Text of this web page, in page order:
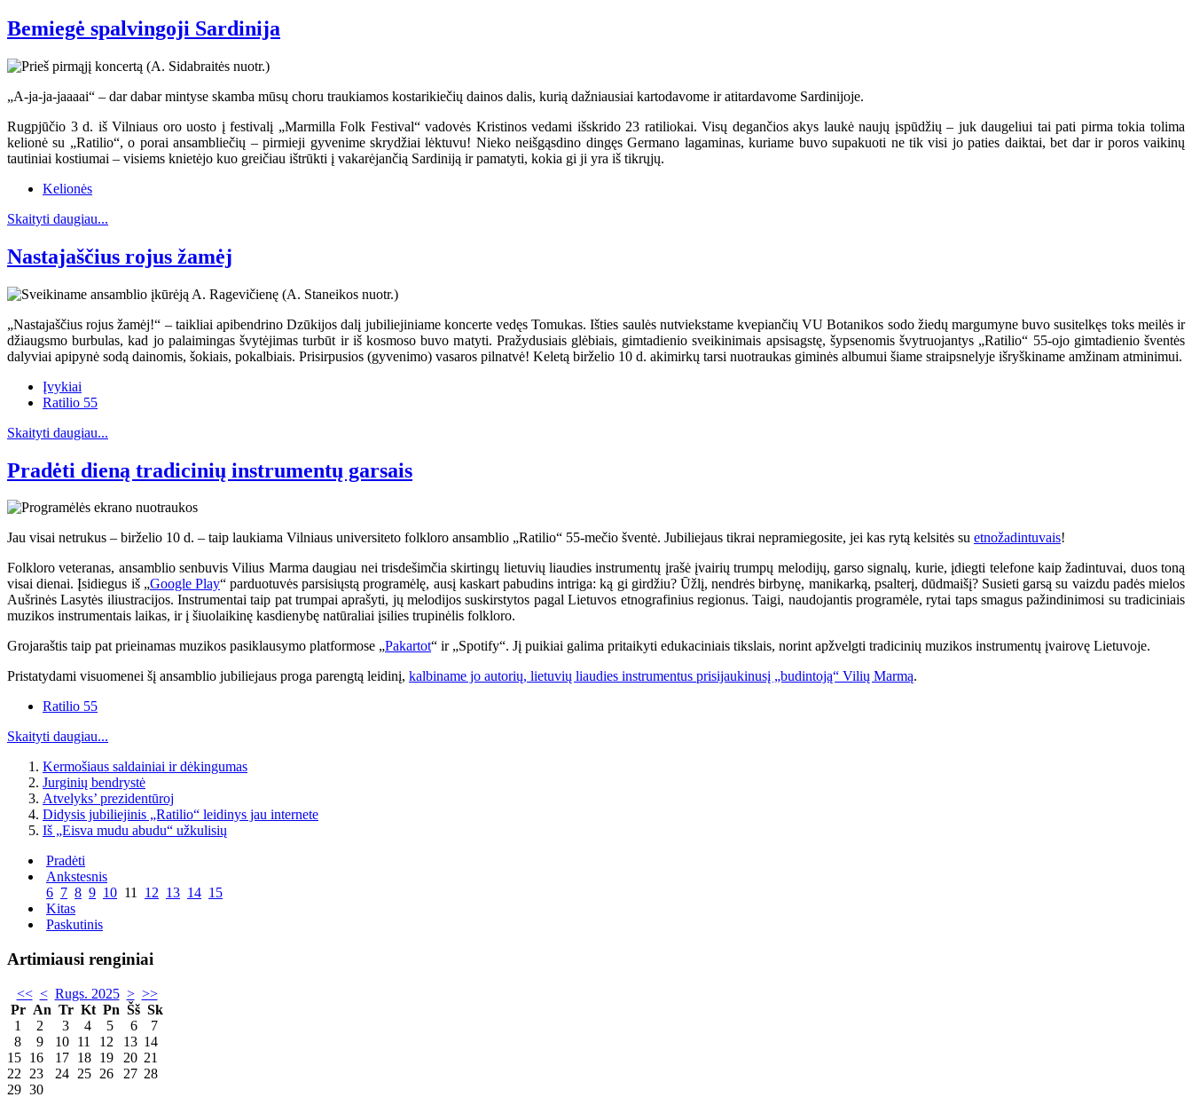
Bemiegė spalvingoji Sardinija
„A-ja-ja-jaaaai“ – dar dabar mintyse skamba mūsų choru traukiamos kostarikiečių dainos dalis, kurią dažniausiai kartodavome ir atitardavome Sardinijoje.
Rugpjūčio 3 d. iš Vilniaus oro uosto į festivalį „Marmilla Folk Festival“ vadovės Kristinos vedami išskrido 23 ratiliokai. Visų degančios akys laukė naujų įspūdžių – juk daugeliui tai pati pirma tokia tolima
kelionė su „Ratilio“, o porai ansambliečių – pirmieji gyvenime skrydžiai lėktuvu! Nieko neišgąsdino dingęs Germano lagaminas, kuriame buvo supakuoti ne tik visi jo paties daiktai, bet dar ir poros vaikinų
tautiniai kostiumai – visiems knietėjo kuo greičiau ištrūkti į vakarėjančią Sardiniją ir pamatyti, kokia gi ji yra iš tikrųjų.
Kelionės
Skaityti daugiau...
Nastajaščius rojus žamėj
„Nastajaščius rojus žamėj!“ – taikliai apibendrino Dzūkijos dalį jubiliejiniame koncerte vedęs Tomukas. Išties saulės nutviekstame kvepiančių VU Botanikos sodo žiedų margumyne buvo susitelkęs toks meilės ir
džiaugsmo burbulas, kad jo palaimingas švytėjimas turbūt ir iš kosmoso buvo matyti. Pražydusiais glėbiais, gimtadienio sveikinimais apsisagstę, šypsenomis švytruojantys „Ratilio“ 55-ojo gimtadienio šventės
dalyviai apipynė sodą dainomis, šokiais, pokalbiais. Prisirpusios (gyvenimo) vasaros pilnatvė! Keletą birželio 10 d. akimirkų tarsi nuotraukas giminės albumui šiame straipsnelyje išryškiname amžinam atminimui.
Įvykiai
Ratilio 55
Skaityti daugiau...
Pradėti dieną tradicinių instrumentų garsais
Jau visai netrukus – birželio 10 d. – taip laukiama Vilniaus universiteto folkloro ansamblio „Ratilio“ 55-mečio šventė. Jubiliejaus tikrai nepramiegosite, jei kas rytą kelsitės su etnožadintuvais!
Folkloro veteranas, ansamblio senbuvis Vilius Marma daugiau nei trisdešimčia skirtingų lietuvių liaudies instrumentų įrašė įvairių trumpų melodijų, garso signalų, kurie, įdiegti telefone kaip žadintuvai, duos toną
visai dienai. Įsidiegus iš „Google Play“ parduotuvės parsisiųstą programėlę, ausį kaskart pabudins intriga: ką gi girdžiu? Ūžlį, nendrės birbynę, manikarką, psalterį, dūdmaišį? Susieti garsą su vaizdu padės mielos
Aušrinės Lasytės iliustracijos. Instrumentai taip pat trumpai aprašyti, jų melodijos suskirstytos pagal Lietuvos etnografinius regionus. Taigi, naudojantis programėle, rytai taps smagus pažindinimosi su tradiciniais
muzikos instrumentais laikas, ir į šiuolaikinę kasdienybę natūraliai įsilies trupinėlis folkloro.
Grojaraštis taip pat prieinamas muzikos pasiklausymo platformose „Pakartot“ ir „Spotify“. Jį puikiai galima pritaikyti edukaciniais tikslais, norint apžvelgti tradicinių muzikos instrumentų įvairovę Lietuvoje.
Pristatydami visuomenei šį ansamblio jubiliejaus proga parengtą leidinį, kalbiname jo autorių, lietuvių liaudies instrumentus prisijaukinusį „budintoją“ Vilių Marmą.
Ratilio 55
Skaityti daugiau...
Kermošiaus saldainiai ir dėkingumas
Jurginių bendrystė
Atvelyks’ prezidentūroj
Didysis jubiliejinis „Ratilio“ leidinys jau internete
Iš „Eisva mudu abudu“ užkulisių
Pradėti
Ankstesnis
6 7 8 9 10 11 12 13 14 15
Kitas
Paskutinis
Artimiausi renginiai
<< < Rugs. 2025 > >>
Pr An Tr Kt Pn Šš Sk
1
2 3 4 5 6
7
8
9 10 11 12 13 14
15 16 17 18 19 20 21
22
23 24 25 26 27 28
29 30